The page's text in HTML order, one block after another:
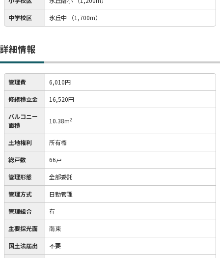
中学校区 氷丘中 （1,700m）
詳細情報
管理費 6,010円
修繕積立金 16,520円
バルコニー
面積
10.38m2
土地権利 所有権
総戸数 66戸
管理形態 全部委託
管理方式 日勤管理
管理組合 有
主要採光面 南東
国土法届出 不要